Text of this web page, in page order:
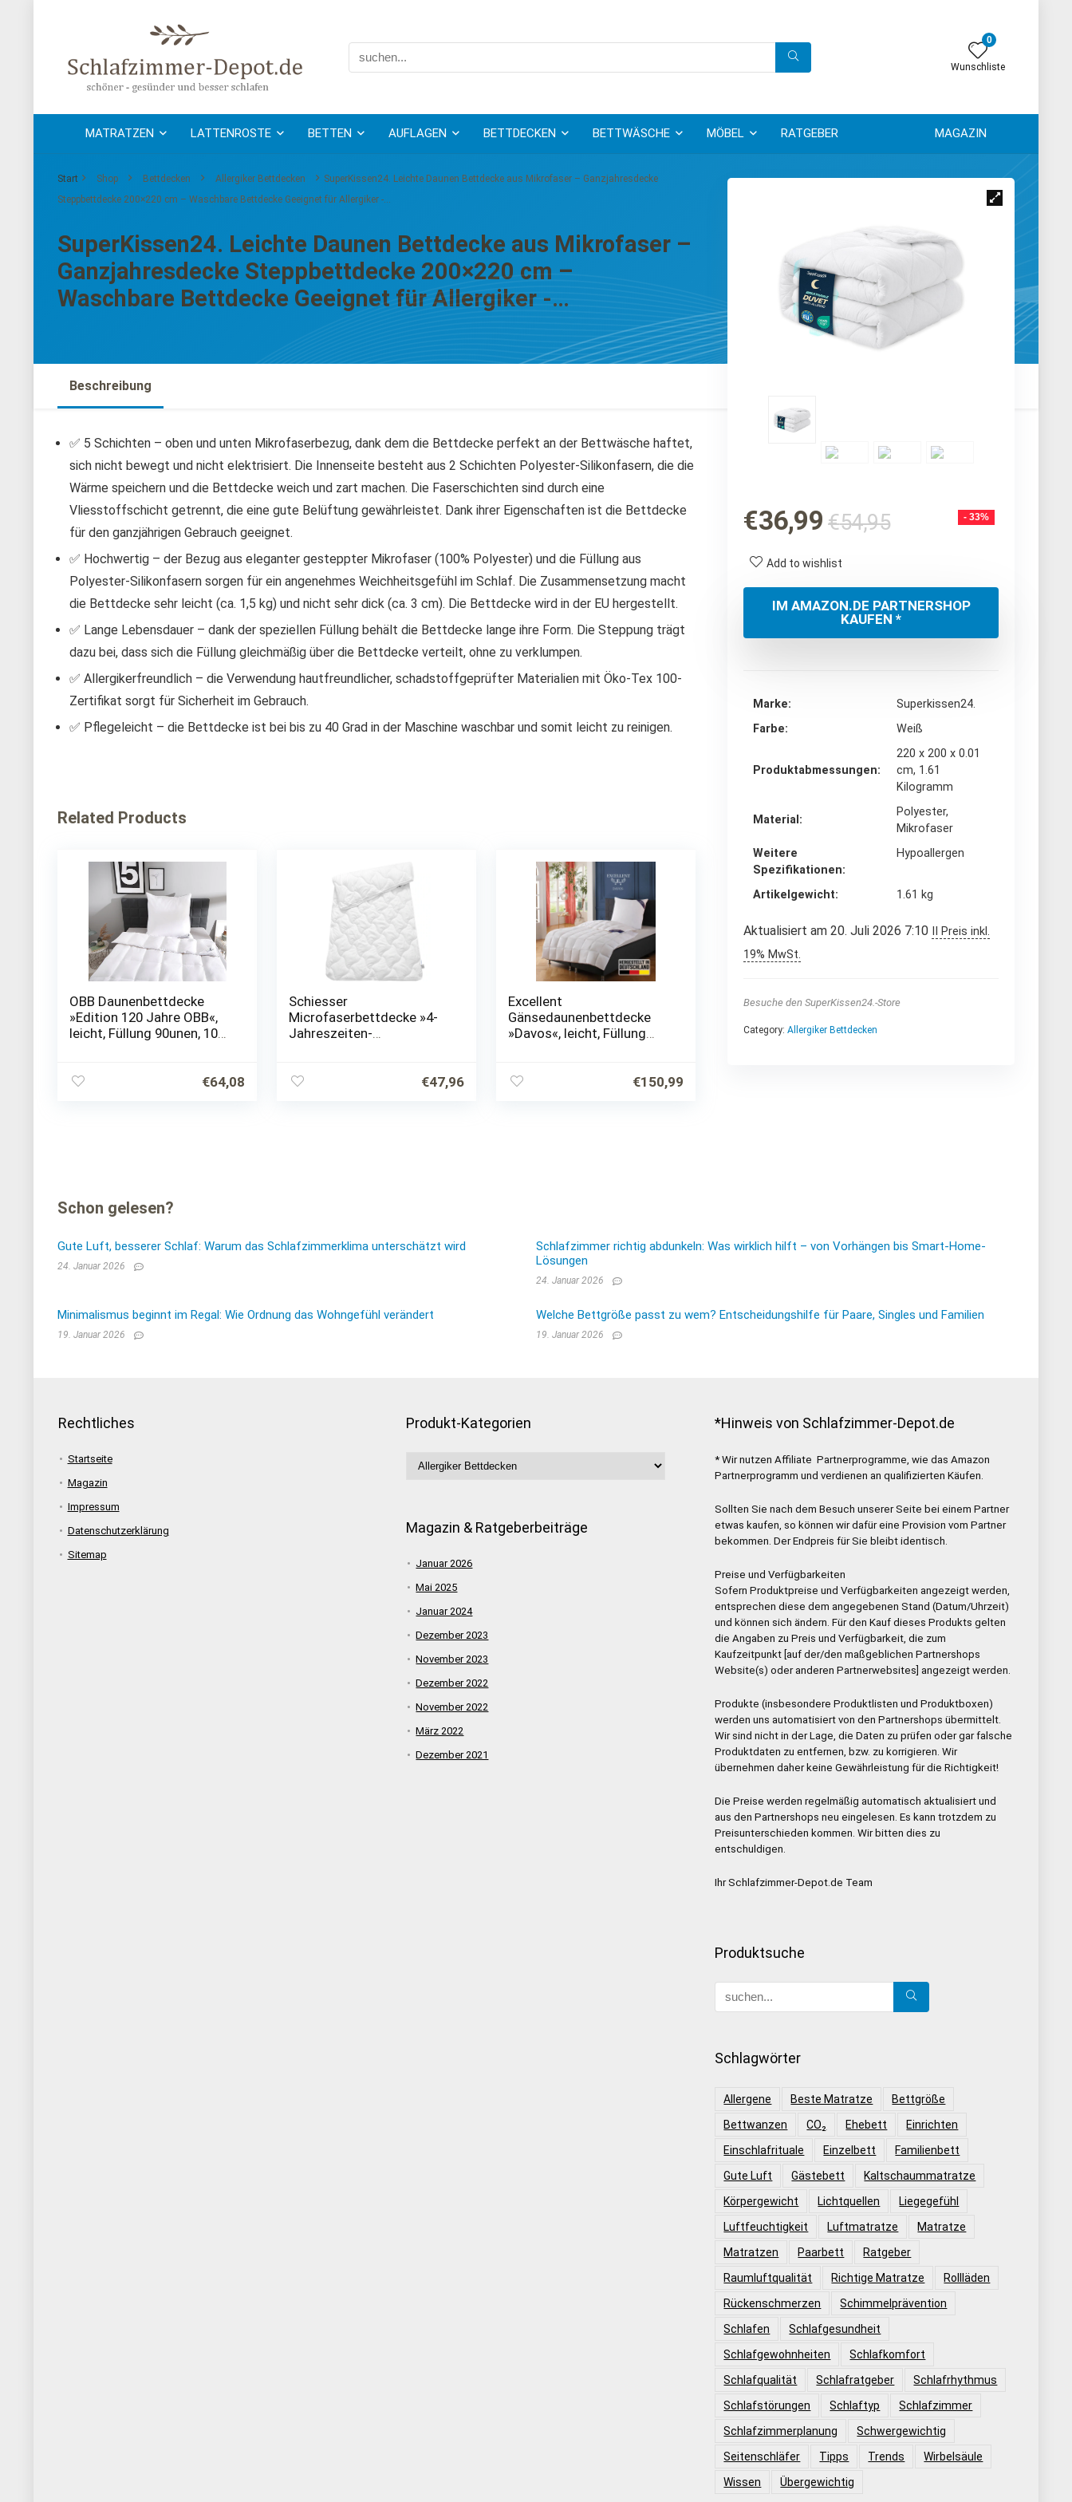
0
Wunschliste
MATRATZEN LATTENROSTE BETTEN AUFLAGEN BETTDECKEN BETTWÄSCHE MÖBEL RATGEBER MAGAZIN
Start Shop Bettdecken Allergiker Bettdecken
SuperKissen24. Leichte Daunen Bettdecke aus Mikrofaser – Ganzjahresdecke
Steppbettdecke 200×220 cm – Waschbare Bettdecke Geeignet für Allergiker -…
SuperKissen24. Leichte Daunen Bettdecke aus Mikrofaser –
Ganzjahresdecke Steppbettdecke 200×220 cm –
Waschbare Bettdecke Geeignet für Allergiker -…
- 33%
€54,95Ursprünglicher
€54,95
€36,99 Aktueller
€36,99.
Add to wishlist
IM AMAZON.DE PARTNERSHOP
KAUFEN *
Marke
‎Superkissen24.
Farbe
‎Weiß
Produktabmessungen
‎220 x 200 x 0.01
cm, 1.61
Kilogramm
Material
‎Polyester,
Mikrofaser
Weitere
Spezifikationen
‎Hypoallergen
Artikelgewicht ‎1.61 kg
Aktualisiert am 20. Juli 2026 7:10
II Preis inkl.
19% MwSt.
Besuche den SuperKissen24.-Store
Category: Allergiker Bettdecken
Beschreibung
✅ 5 Schichten – oben und unten Mikrofaserbezug, dank dem die Bettdecke perfekt an der Bettwäsche haftet,
sich nicht bewegt und nicht elektrisiert. Die Innenseite besteht aus 2 Schichten Polyester-Silikonfasern, die die
Wärme speichern und die Bettdecke weich und zart machen. Die Faserschichten sind durch eine
Vliesstoffschicht getrennt, die eine gute Belüftung gewährleistet. Dank ihrer Eigenschaften ist die Bettdecke
für den ganzjährigen Gebrauch geeignet.
✅ Hochwertig – der Bezug aus eleganter gesteppter Mikrofaser (100% Polyester) und die Füllung aus
Polyester-Silikonfasern sorgen für ein angenehmes Weichheitsgefühl im Schlaf. Die Zusammensetzung macht
die Bettdecke sehr leicht (ca. 1,5 kg) und nicht sehr dick (ca. 3 cm). Die Bettdecke wird in der EU hergestellt.
✅ Lange Lebensdauer – dank der speziellen Füllung behält die Bettdecke lange ihre Form. Die Steppung trägt
dazu bei, dass sich die Füllung gleichmäßig über die Bettdecke verteilt, ohne zu verklumpen.
✅ Allergikerfreundlich – die Verwendung hautfreundlicher, schadstoffgeprüfter Materialien mit Öko-Tex 100-
Zertifikat sorgt für Sicherheit im Gebrauch.
✅ Pflegeleicht – die Bettdecke ist bei bis zu 40 Grad in der Maschine waschbar und somit leicht zu reinigen.
Related Products
OBB Daunenbettdecke
»Edition 120 Jahre OBB«,
leicht, Füllung 90unen, 10%
Daunendecke
€64,08
Schiesser
Microfaserbettdecke »4-
Jahreszeiten-
Winter und Sommer,
€47,96
Excellent
Gänsedaunenbettdecke
»Davos«, leicht, Füllung
hergestellt in Deutschland,
€150,99
Schon gelesen?
Gute Luft, besserer Schlaf: Warum das Schlafzimmerklima unterschätzt wird
24. Januar 2026
Schlafzimmer richtig abdunkeln: Was wirklich hilft – von Vorhängen bis Smart-Home-
Lösungen
24. Januar 2026
Minimalismus beginnt im Regal: Wie Ordnung das Wohngefühl verändert
19. Januar 2026
Welche Bettgröße passt zu wem? Entscheidungshilfe für Paare, Singles und Familien
19. Januar 2026
Rechtliches
Startseite
Magazin
Impressum
Datenschutzerklärung
Sitemap
Produkt-Kategorien
Magazin & Ratgeberbeiträge
Januar 2026
Mai 2025
Januar 2024
Dezember 2023
November 2023
Dezember 2022
November 2022
März 2022
Dezember 2021
*Hinweis von Schlafzimmer-Depot.de
* Wir nutzen Affiliate Partnerprogramme, wie das Amazon
Partnerprogramm und verdienen an qualifizierten Käufen.
Sollten Sie nach dem Besuch unserer Seite bei einem Partner
etwas kaufen, so können wir dafür eine Provision vom Partner
bekommen. Der Endpreis für Sie bleibt identisch.
Preise und Verfügbarkeiten
Sofern Produktpreise und Verfügbarkeiten angezeigt werden,
entsprechen diese dem angegebenen Stand (Datum/Uhrzeit)
und können sich ändern. Für den Kauf dieses Produkts gelten
die Angaben zu Preis und Verfügbarkeit, die zum
Kaufzeitpunkt [auf der/den maßgeblichen Partnershops
Website(s) oder anderen Partnerwebsites] angezeigt werden.
Produkte (insbesondere Produktlisten und Produktboxen)
werden uns automatisiert von den Partnershops übermittelt.
Wir sind nicht in der Lage, die Daten zu prüfen oder gar falsche
Produktdaten zu entfernen, bzw. zu korrigieren. Wir
übernehmen daher keine Gewährleistung für die Richtigkeit!
Die Preise werden regelmäßig automatisch aktualisiert und
aus den Partnershops neu eingelesen. Es kann trotzdem zu
Preisunterschieden kommen. Wir bitten dies zu
entschuldigen.
Ihr Schlafzimmer-Depot.de Team
Produktsuche
Schlagwörter
Allergene Beste Matratze
Bettgröße
Bettwanzen
CO₂ Ehebett
Einrichten
Einschlafrituale
Einzelbett
Familienbett
Gute Luft
Gästebett
Kaltschaummatratze
Körpergewicht
Lichtquellen
Liegegefühl
Luftfeuchtigkeit
Luftmatratze
Matratze
Matratzen
Paarbett
Ratgeber
Raumluftqualität
Richtige Matratze
Rollläden
Rückenschmerzen
Schimmelprävention
Schlafen
Schlafgesundheit
Schlafgewohnheiten
Schlafkomfort
Schlafqualität
Schlafratgeber
Schlafrhythmus
Schlafstörungen
Schlaftyp
Schlafzimmer
Schlafzimmerplanung
Schwergewichtig
Seitenschläfer
Tipps Trends
Wirbelsäule
Wissen
Übergewichtig